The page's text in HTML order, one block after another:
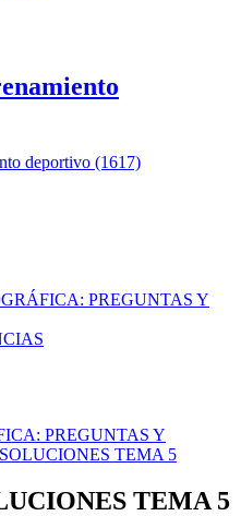
deportivo (1617)
PREGUNTAS Y
PREGUNTAS Y
TEMA 5
TEMA 5